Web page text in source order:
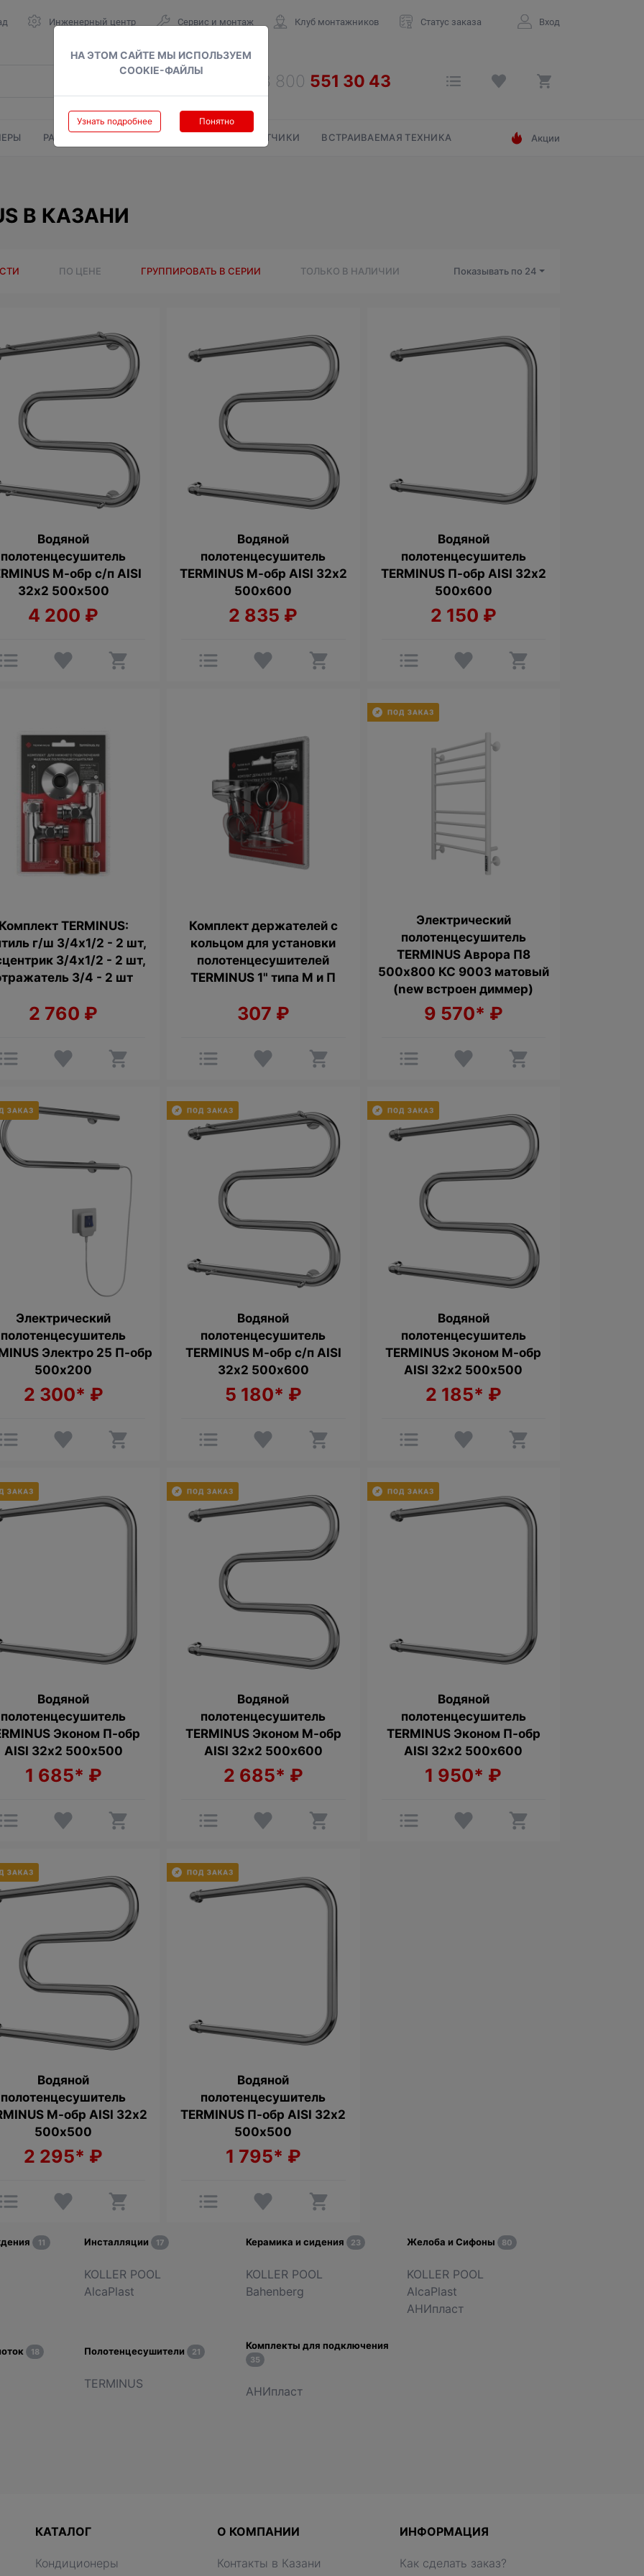
НА ЭТОМ САЙТЕ МЫ ИСПОЛЬЗУЕМ
COOKIE-ФАЙЛЫ
Узнать подробнее Понятно
Инженерный центр Сервис и монтаж Клуб монтажников Статус заказа Вход
РАДИАТОРЫ СЧЕТЧИКИ ВСТРАИВАЕМАЯ ТЕХНИКА Акции
В КАЗАНИ
ПО ЦЕНЕ ГРУППИРОВАТЬ В СЕРИИ ТОЛЬКО В НАЛИЧИИ Показывать по 24
Водяной
полотенцесушитель
М-обр с/п AISI
32х2 500х500
4 200 ₽
Водяной
полотенцесушитель
TERMINUS М-обр AISI 32х2
500х600
2 835 ₽
Водяной
полотенцесушитель
TERMINUS П-обр AISI 32х2
500х600
2 150 ₽
TERMINUS:
г/ш 3/4х1/2 - 2 шт,
3/4х1/2 - 2 шт,
3/4 - 2 шт
2 760 ₽
Комплект держателей с
кольцом для установки
полотенцесушителей
TERMINUS 1" типа М и П
307 ₽
Электрический
полотенцесушитель
TERMINUS Аврора П8
500х800 КС 9003 матовый
(new встроен диммер)
9 570* ₽
Электрический
полотенцесушитель
Электро 25 П-обр
500х200
2 300* ₽
Водяной
полотенцесушитель
TERMINUS М-обр с/п AISI
32х2 500х600
5 180* ₽
Водяной
полотенцесушитель
TERMINUS Эконом М-обр
AISI 32х2 500х500
2 185* ₽
Водяной
полотенцесушитель
Эконом П-обр
AISI 32х2 500х500
1 685* ₽
Водяной
полотенцесушитель
TERMINUS Эконом М-обр
AISI 32х2 500х600
2 685* ₽
Водяной
полотенцесушитель
TERMINUS Эконом П-обр
AISI 32х2 500х600
1 950* ₽
Водяной
полотенцесушитель
М-обр AISI 32х2
500х500
2 295* ₽
Водяной
полотенцесушитель
TERMINUS П-обр AISI 32х2
500х500
1 795* ₽
11 Инсталляции 17
KOLLER POOL
AlcaPlast
Керамика и сидения 23
KOLLER POOL
Bahenberg
Желоба и Сифоны 80
KOLLER POOL
AlcaPlast
АНИпласт
18 Полотенцесушители 21
TERMINUS
Комплекты для подключения
35
АНИпласт
КАТАЛОГ
Кондиционеры
О КОМПАНИИ
Контакты в Казани
ИНФОРМАЦИЯ
Как сделать заказ?